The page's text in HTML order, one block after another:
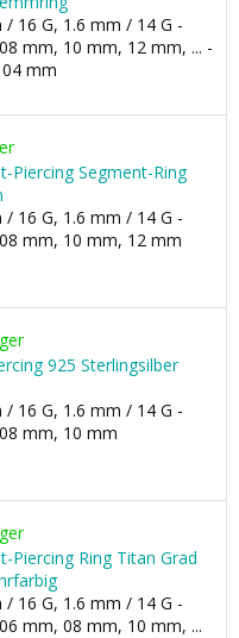
/ 16 G, 1.6 mm / 14 G -
mm, 10 mm, 12 mm, ... -
mm
Piercing Segment-Ring
/ 16 G, 1.6 mm / 14 G -
mm, 10 mm, 12 mm
925 Sterlingsilber
/ 16 G, 1.6 mm / 14 G -
mm, 10 mm
Piercing Ring Titan Grad
/ 16 G, 1.6 mm / 14 G -
mm, 08 mm, 10 mm, ...